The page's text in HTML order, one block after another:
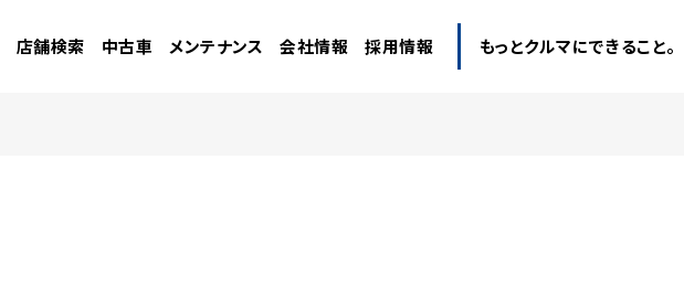
店舗検索 中古車 メンテナンス 会社情報 採用情報 もっとクルマにできること。